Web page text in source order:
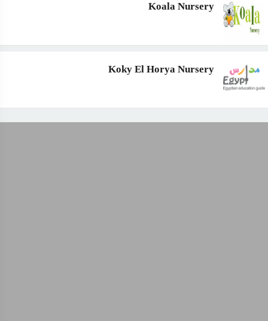
Koala Nursery
Koky El Horya Nursery